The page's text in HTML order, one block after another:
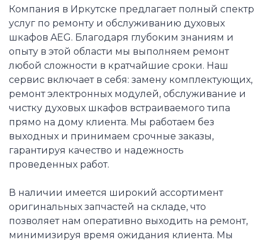
Компания в Иркутске предлагает полный спектр
услуг по ремонту и обслуживанию духовых
шкафов AEG. Благодаря глубоким знаниям и
опыту в этой области мы выполняем ремонт
любой сложности в кратчайшие сроки. Наш
сервис включает в себя: замену комплектующих,
ремонт электронных модулей, обслуживание и
чистку духовых шкафов встраиваемого типа
прямо на дому клиента. Мы работаем без
выходных и принимаем срочные заказы,
гарантируя качество и надежность
проведенных работ.
В наличии имеется широкий ассортимент
оригинальных запчастей на складе, что
позволяет нам оперативно выходить на ремонт,
минимизируя время ожидания клиента. Мы